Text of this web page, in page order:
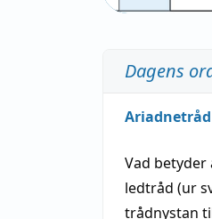
Dagens
Ariadnetråd
Vad betyder
ledtråd (ur
trådnystan